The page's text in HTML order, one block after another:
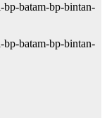
batam-bp-bintan-
batam-bp-bintan-